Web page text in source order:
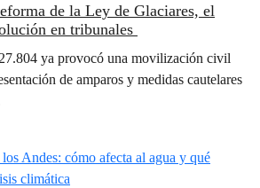
de la Ley de Glaciares, el
en tribunales
ya provocó una movilización civil
de amparos y medidas cautelares